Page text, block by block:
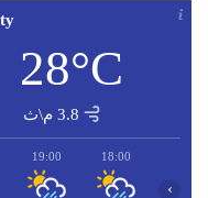
28°C
3.8 م\ث
18:00
19:00
›